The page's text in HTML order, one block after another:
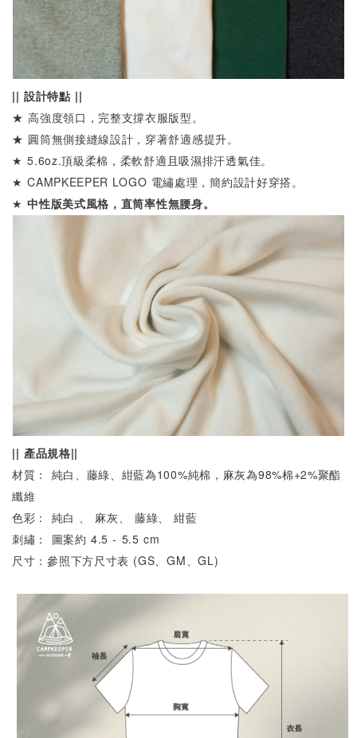
|| 設計特點 ||
★ 高強度領口，完整支撐衣服版型。
★ 圓筒無側接縫線設計，穿著舒適感提升。
★ 5.6oz.頂級柔棉，柔軟舒適且吸濕排汗透氣佳。
★ CAMPKEEPER LOGO 電繡處理，簡約設計好穿搭。
★中性版美式風格，直筒率性無腰身。
|| 產品規格||
材質： 純白、藤綠、紺藍為100%純棉，麻灰為98%棉+2%聚酯
纖維
色彩： 純白 、 麻灰、 藤綠、 紺藍
刺繡： 圖案約 4.5 - 5.5 cm
尺寸：參照下方尺寸表 (GS、GM、GL)